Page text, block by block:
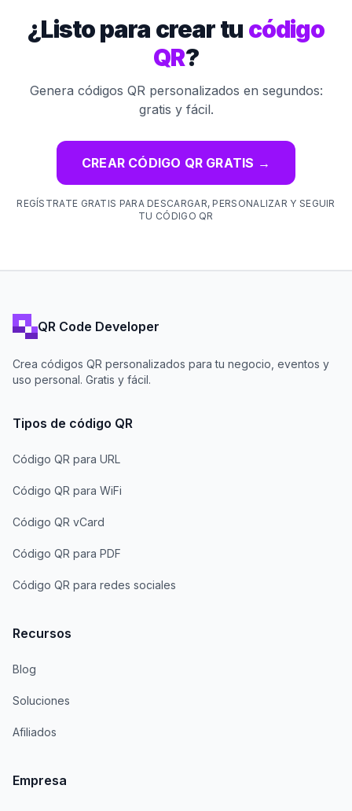
¿Listo para crear tu código
QR?
Genera códigos QR personalizados en segundos:
gratis y fácil.
CREAR CÓDIGO QR GRATIS →
REGÍSTRATE GRATIS PARA DESCARGAR, PERSONALIZAR Y SEGUIR
TU CÓDIGO QR
QR Code Developer
Crea códigos QR personalizados para tu negocio, eventos y
uso personal. Gratis y fácil.
Tipos de código QR
Código QR para URL
Código QR para WiFi
Código QR vCard
Código QR para PDF
Código QR para redes sociales
Recursos
Blog
Soluciones
Afiliados
Empresa